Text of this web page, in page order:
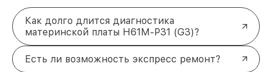
Как долго длится диагностика
материнской платы H61M-P31 (G3)?
Есть ли возможность экспресс ремонт?